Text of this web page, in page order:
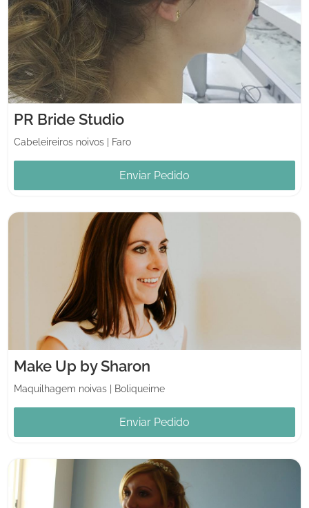
PR Bride Studio
Cabeleireiros noivos Faro
Enviar Pedido
Make Up by Sharon
Maquilhagem noivas Boliqueime
Enviar Pedido